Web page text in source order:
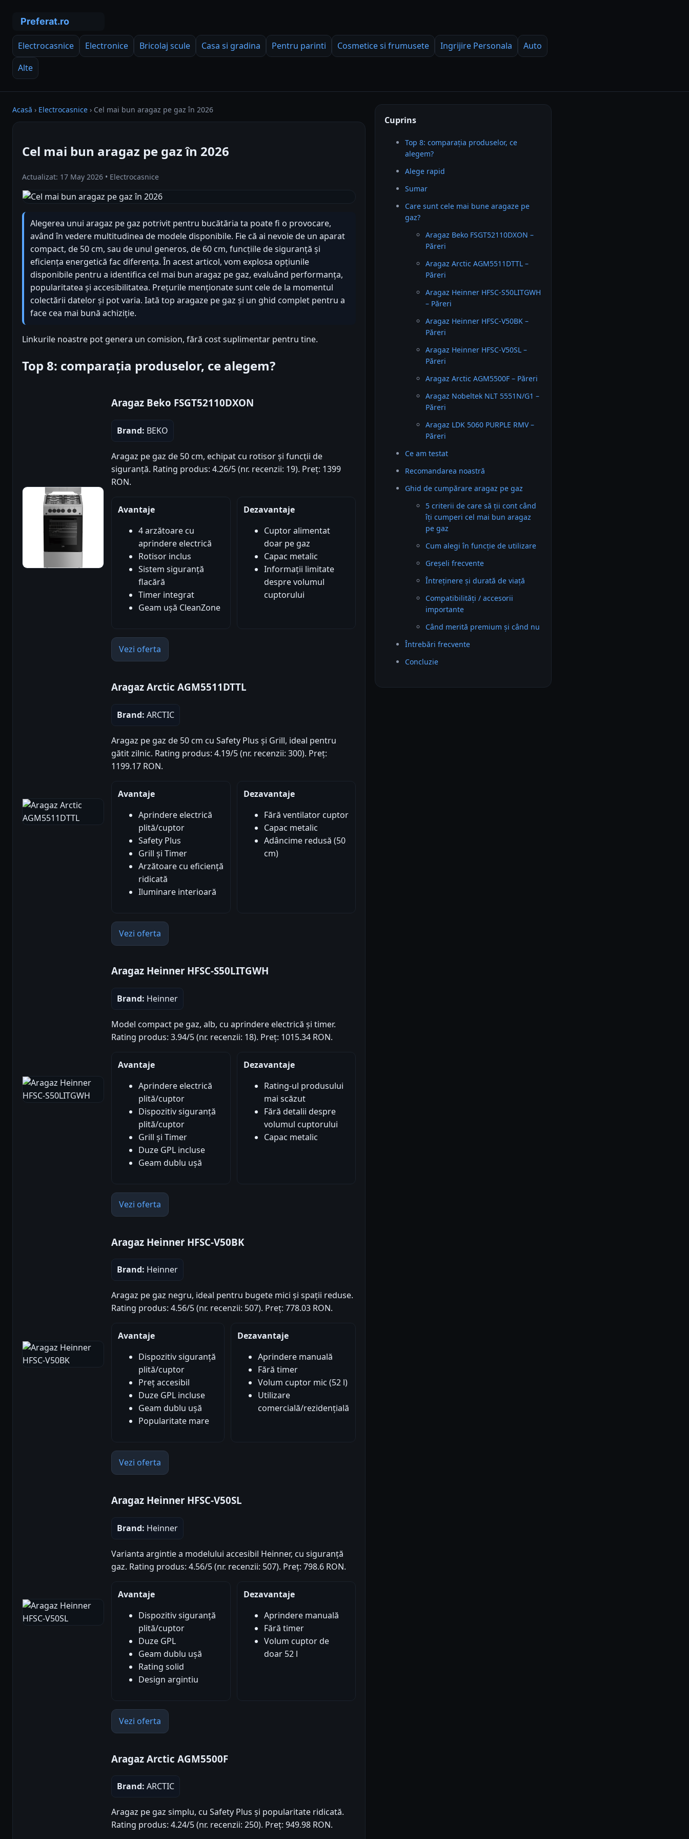
Electrocasnice Electronice Bricolaj scule Casa si gradina Pentru parinti Cosmetice si frumusete Ingrijire Personala
Auto
Alte
Acasă › Electrocasnice › Cel mai bun aragaz pe gaz în 2026
Cel mai bun aragaz pe gaz în 2026
Actualizat: 17 May 2026 • Electrocasnice
Alegerea unui aragaz pe gaz potrivit pentru bucătăria ta poate fi o provocare,
având în vedere multitudinea de modele disponibile. Fie că ai nevoie de un aparat
compact, de 50 cm, sau de unul generos, de 60 cm, funcțiile de siguranță și
eficiența energetică fac diferența. În acest articol, vom explosa opțiunile
disponibile pentru a identifica cel mai bun aragaz pe gaz, evaluând performanța,
popularitatea și accesibilitatea. Prețurile menționate sunt cele de la momentul
colectării datelor și pot varia. Iată top aragaze pe gaz și un ghid complet pentru a
face cea mai bună achiziție.
Linkurile noastre pot genera un comision, fără cost suplimentar pentru tine.
Top 8: comparația produselor, ce alegem?
Aragaz Beko FSGT52110DXON
Brand: BEKO
Aragaz pe gaz de 50 cm, echipat cu rotisor și funcții de
siguranță. Rating produs: 4.26/5 (nr. recenzii: 19). Preț: 1399
RON.
Avantaje
4 arzătoare cu
aprindere electrică
Rotisor inclus
Sistem siguranță
flacără
Timer integrat
Geam ușă CleanZone
Dezavantaje
Cuptor alimentat
doar pe gaz
Capac metalic
Informații limitate
despre volumul
cuptorului
Vezi oferta
Aragaz Arctic AGM5511DTTL
Brand: ARCTIC
Aragaz pe gaz de 50 cm cu Safety Plus și Grill, ideal pentru
gătit zilnic. Rating produs: 4.19/5 (nr. recenzii: 300). Preț:
1199.17 RON.
Avantaje
Aprindere electrică
plită/cuptor
Safety Plus
Grill și Timer
Arzătoare cu eficiență
ridicată
Iluminare interioară
Dezavantaje
Fără ventilator cuptor
Capac metalic
Adâncime redusă (50
cm)
Vezi oferta
Aragaz Heinner HFSC-S50LITGWH
Brand: Heinner
Model compact pe gaz, alb, cu aprindere electrică și timer.
Rating produs: 3.94/5 (nr. recenzii: 18). Preț: 1015.34 RON.
Avantaje
Aprindere electrică
plită/cuptor
Dispozitiv siguranță
plită/cuptor
Grill și Timer
Duze GPL incluse
Geam dublu ușă
Dezavantaje
Rating-ul produsului
mai scăzut
Fără detalii despre
volumul cuptorului
Capac metalic
Vezi oferta
Aragaz Heinner HFSC-V50BK
Brand: Heinner
Aragaz pe gaz negru, ideal pentru bugete mici și spații reduse.
Rating produs: 4.56/5 (nr. recenzii: 507). Preț: 778.03 RON.
Avantaje
Dispozitiv siguranță
plită/cuptor
Preț accesibil
Duze GPL incluse
Geam dublu ușă
Popularitate mare
Dezavantaje
Aprindere manuală
Fără timer
Volum cuptor mic (52 l)
Utilizare
comercială/rezidențială
Vezi oferta
Aragaz Heinner HFSC-V50SL
Brand: Heinner
Varianta argintie a modelului accesibil Heinner, cu siguranță
gaz. Rating produs: 4.56/5 (nr. recenzii: 507). Preț: 798.6 RON.
Avantaje
Dispozitiv siguranță
plită/cuptor
Duze GPL
Geam dublu ușă
Rating solid
Design argintiu
Dezavantaje
Aprindere manuală
Fără timer
Volum cuptor de
doar 52 l
Vezi oferta
Aragaz Arctic AGM5500F
Brand: ARCTIC
Aragaz pe gaz simplu, cu Safety Plus și popularitate ridicată.
Rating produs: 4.24/5 (nr. recenzii: 250). Preț: 949.98 RON.
Cuprins
Top 8: comparația produselor, ce
alegem?
Alege rapid
Sumar
Care sunt cele mai bune aragaze pe
gaz?
Aragaz Beko FSGT52110DXON –
Păreri
Aragaz Arctic AGM5511DTTL –
Păreri
Aragaz Heinner HFSC-S50LITGWH
– Păreri
Aragaz Heinner HFSC-V50BK –
Păreri
Aragaz Heinner HFSC-V50SL –
Păreri
Aragaz Arctic AGM5500F – Păreri
Aragaz Nobeltek NLT 5551N/G1 –
Păreri
Aragaz LDK 5060 PURPLE RMV –
Păreri
Ce am testat
Recomandarea noastră
Ghid de cumpărare aragaz pe gaz
5 criterii de care să ții cont când
îți cumperi cel mai bun aragaz
pe gaz
Cum alegi în funcție de utilizare
Greșeli frecvente
Întreținere și durată de viață
Compatibilități / accesorii
importante
Când merită premium și când nu
Întrebări frecvente
Concluzie